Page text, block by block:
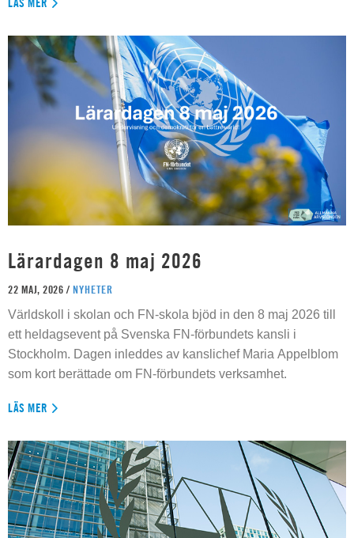
Lärardagen 8 maj 2026
22 MAJ, 2026 / NYHETER
Världskoll i skolan och FN-skola bjöd in den 8 maj 2026 till
ett heldagsevent på Svenska FN-förbundets kansli i
Stockholm. Dagen inleddes av kanslichef Maria Appelblom
som kort berättade om FN-förbundets verksamhet.
LÄS MER